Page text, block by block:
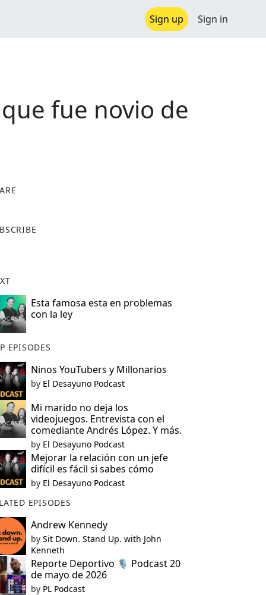
Sign up Sign in
fue novio de
Esta famosa esta en problemas
con la ley
EPISODES
Ninos YouTubers y Millonarios
by El Desayuno Podcast
Mi marido no deja los
videojuegos. Entrevista con el
comediante Andrés López. Y más.
by El Desayuno Podcast
Mejorar la relación con un jefe
difícil es fácil si sabes cómo
by El Desayuno Podcast
EPISODES
Andrew Kennedy
by Sit Down. Stand Up. with John
Kenneth
Reporte Deportivo 🎙️ Podcast 20
de mayo de 2026
by PL Podcast